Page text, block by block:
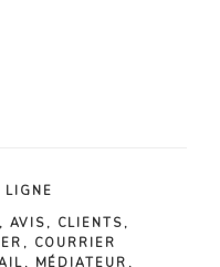
LIGNE
, AVIS , CLIENTS ,
, COURRIER
, MÉDIATEUR ,